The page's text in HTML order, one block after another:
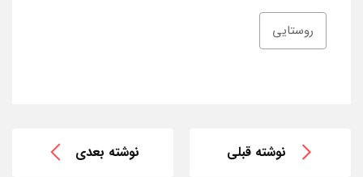
روستایی
نوشته قبلی نوشته بعدی